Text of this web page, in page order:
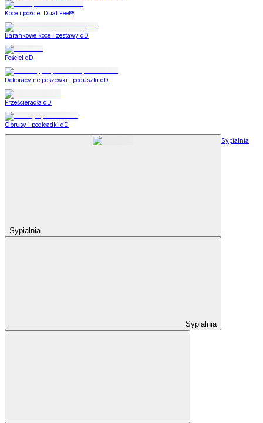
Koce i pościel Dual Feel®
Barankowe koce i zestawy dD
Pościel dD
Dekoracyjne poszewki i poduszki dD
Prześcieradła dD
Obrusy i podkładki dD
Sypialnia
Sypialnia
Sypialnia